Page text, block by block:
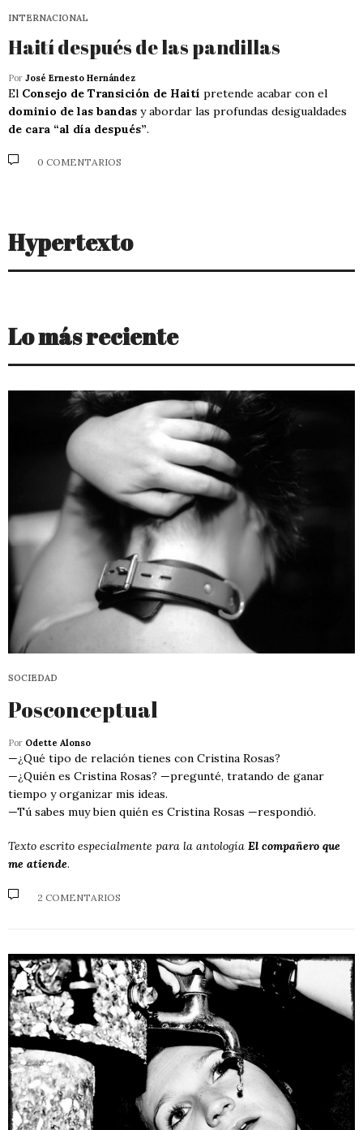
INTERNACIONAL
Haití después de las pandillas
Por José Ernesto Hernández
El Consejo de Transición de Haití pretende acabar con el
dominio de las bandas y abordar las profundas desigualdades
de cara “al día después”.
0 COMENTARIOS
Hypertexto
Lo más reciente
SOCIEDAD
Posconceptual
Por Odette Alonso
—¿Qué tipo de relación tienes con Cristina Rosas?
—¿Quién es Cristina Rosas? —pregunté, tratando de ganar
tiempo y organizar mis ideas.
—Tú sabes muy bien quién es Cristina Rosas —respondió.
Texto escrito especialmente para la antología El compañero que
me atiende.
2 COMENTARIOS